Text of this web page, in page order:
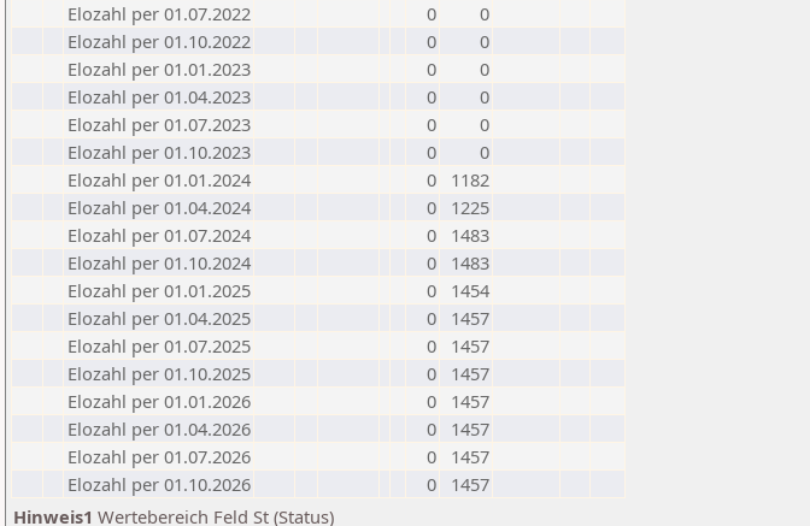
Elozahl per 01.07.2022
0
0
Elozahl per 01.10.2022
0
0
Elozahl per 01.01.2023
0
0
Elozahl per 01.04.2023
0
0
Elozahl per 01.07.2023
0
0
Elozahl per 01.10.2023
0
0
Elozahl per 01.01.2024
0
1182
Elozahl per 01.04.2024
0
1225
Elozahl per 01.07.2024
0
1483
Elozahl per 01.10.2024
0
1483
Elozahl per 01.01.2025
0
1454
Elozahl per 01.04.2025
0
1457
Elozahl per 01.07.2025
0
1457
Elozahl per 01.10.2025
0
1457
Elozahl per 01.01.2026
0
1457
Elozahl per 01.04.2026
0
1457
Elozahl per 01.07.2026
0
1457
Elozahl per 01.10.2026
0
1457
Hinweis1 Wertebereich Feld St (Status)